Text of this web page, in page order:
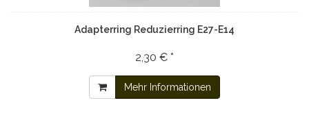
Adapterring Reduzierring E27-E14
2,30 € *
Mehr Informationen